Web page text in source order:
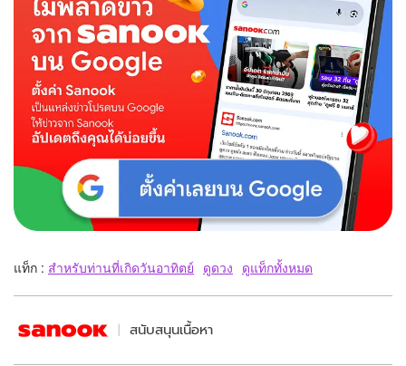
แท็ก : สำหรับท่านที่เกิดวันอาทิตย์ ดูดวง ดูแท็กทั้งหมด
สนับสนุนเนื้อหา